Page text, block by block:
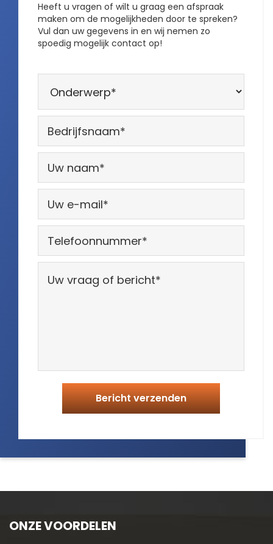
Heeft u vragen of wilt u graag een afspraak
maken om de mogelijkheden door te spreken?
Vul dan uw gegevens in en wij nemen zo
spoedig mogelijk contact op!
ONZE VOORDELEN